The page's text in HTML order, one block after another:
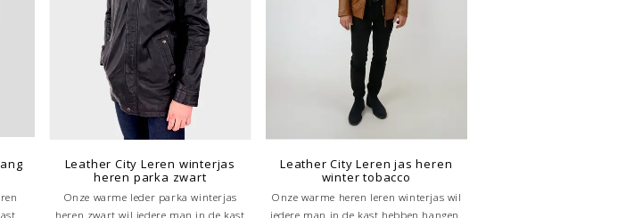
Leather City Leren winterjas
heren parka zwart
Onze warme leder parka winterjas
heren zwart wil iedere man in de kast
Leather City Leren jas heren
winter tobacco
Onze warme heren leren winterjas wil
iedere man in de kast hebben hangen.